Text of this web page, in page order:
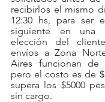
recibirlos el mismo
12:30 hs, para ser
siguiente en una
elección del
envíos a Zona
Aires funcionan de
pero el costo es de
supera los $5000
sin cargo.